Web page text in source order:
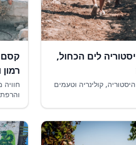
לים הכחול,
קולינריה וטעמים
קסם